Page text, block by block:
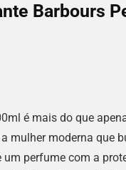
Barbours
é mais do que
mulher moderna que
perfume com a